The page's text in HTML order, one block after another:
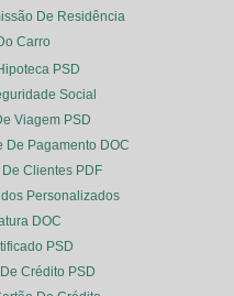
De Residência
Carro
PSD
Social
Viagem PSD
De Pagamento DOC
Clientes PDF
Personalizados
DOC
PSD
Crédito PSD